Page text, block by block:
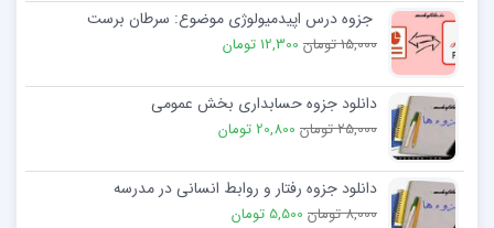
جزوه درس اپیدمیولوژی موضوع: سرطان برست
15,000 تومان 12,300 تومان
دانلود جزوه حسابداری بخش عمومی
25,000 تومان 20,800 تومان
دانلود جزوه رفتار و روابط انسانی در مدرسه
8,000 تومان 5,500 تومان